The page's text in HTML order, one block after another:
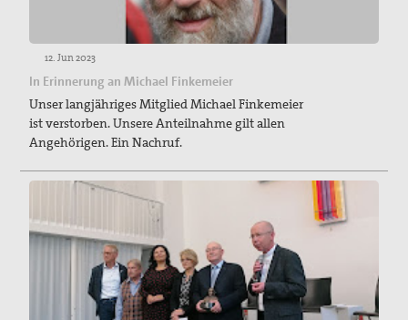
12. Jun 2023
In Erinnerung an Michael Finkemeier
Unser langjähriges Mitglied Michael Finkemeier
ist verstorben. Unsere Anteilnahme gilt allen
Angehörigen. Ein Nachruf.